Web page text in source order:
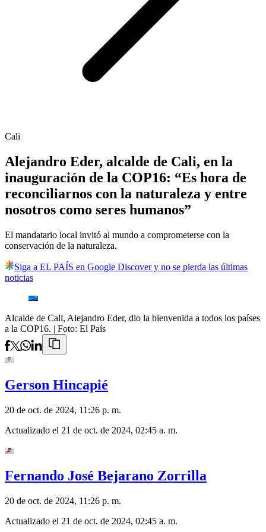
Cali
Alejandro Eder, alcalde de Cali, en la
inauguración de la COP16: “Es hora de
reconciliarnos con la naturaleza y entre
nosotros como seres humanos”
El mandatario local invitó al mundo a comprometerse con la
conservación de la naturaleza.
Siga a EL PAÍS en Google Discover y no se pierda las últimas
noticias
Alcalde de Cali, Alejandro Eder, dio la bienvenida a todos los países
a la COP16. | Foto: El País
Gerson Hincapié
20 de oct. de 2024, 11:26 p. m.
Actualizado el 21 de oct. de 2024, 02:45 a. m.
Fernando José Bejarano Zorrilla
20 de oct. de 2024, 11:26 p. m.
Actualizado el 21 de oct. de 2024, 02:45 a. m.